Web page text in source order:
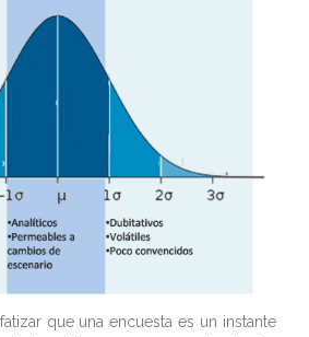
que una encuesta es un instante